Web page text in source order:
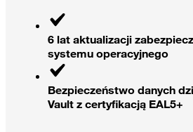
6 lat aktualizacji
systemu operacyjnego
Bezpieczeństwo danych
Vault z certyfikacją EAL5+